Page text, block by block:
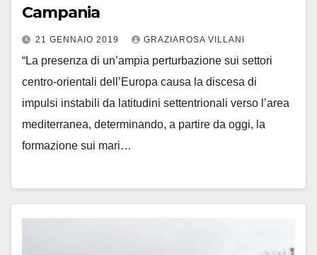
Campania
21 GENNAIO 2019 GRAZIAROSA VILLANI
“La presenza di un’ampia perturbazione sui settori
centro-orientali dell’Europa causa la discesa di
impulsi instabili da latitudini settentrionali verso l’area
mediterranea, determinando, a partire da oggi, la
formazione sui mari…